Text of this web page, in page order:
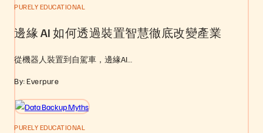
PURELY EDUCATIONAL
邊緣 AI 如何透過裝置智慧徹底改變產業
從機器人裝置到自駕車，邊緣AI…
By: Everpure
PURELY EDUCATIONAL